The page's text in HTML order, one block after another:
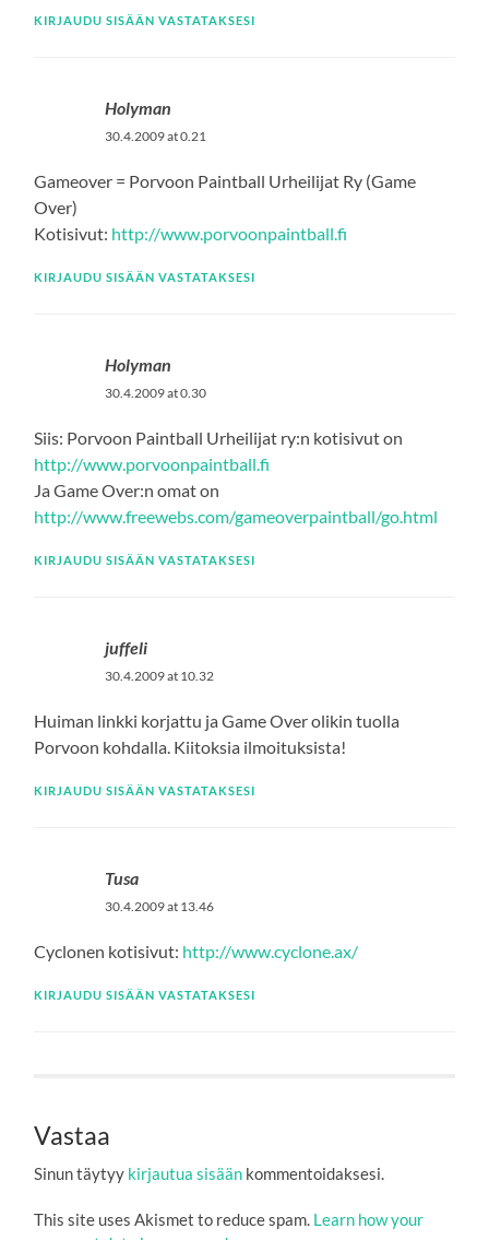
KIRJAUDU SISÄÄN VASTATAKSESI
Holyman
30.4.2009 at 0.21
Gameover = Porvoon Paintball Urheilijat Ry (Game
Over)
Kotisivut: http://www.porvoonpaintball.fi
KIRJAUDU SISÄÄN VASTATAKSESI
Holyman
30.4.2009 at 0.30
Siis: Porvoon Paintball Urheilijat ry:n kotisivut on
http://www.porvoonpaintball.fi
Ja Game Over:n omat on
http://www.freewebs.com/gameoverpaintball/go.html
KIRJAUDU SISÄÄN VASTATAKSESI
juffeli
30.4.2009 at 10.32
Huiman linkki korjattu ja Game Over olikin tuolla
Porvoon kohdalla. Kiitoksia ilmoituksista!
KIRJAUDU SISÄÄN VASTATAKSESI
Tusa
30.4.2009 at 13.46
Cyclonen kotisivut: http://www.cyclone.ax/
KIRJAUDU SISÄÄN VASTATAKSESI
Vastaa
Sinun täytyy kirjautua sisään kommentoidaksesi.
This site uses Akismet to reduce spam. Learn how your